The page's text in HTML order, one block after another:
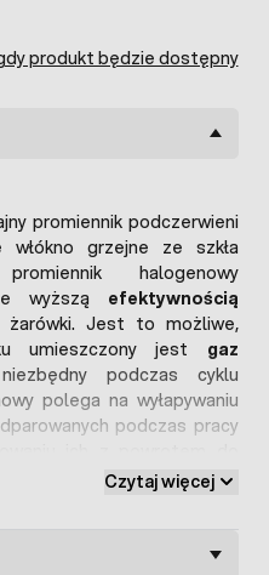
produkt będzie dostępny
promiennik podczerwieni
włókno grzejne ze szkła
halogenowy
wyższą efektywnością
żarówki. Jest to możliwe,
umieszczony jest gaz
podczas cyklu
polega na wyłapywaniu
podczas pracy
przeznaczonej do
Czytaj więcej